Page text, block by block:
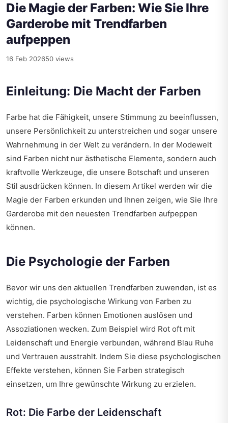
Die Magie der Farben: Wie Sie Ihre
Garderobe mit Trendfarben
aufpeppen
16 Feb 202650 views
Einleitung: Die Macht der Farben
Farbe hat die Fähigkeit, unsere Stimmung zu beeinflussen,
unsere Persönlichkeit zu unterstreichen und sogar unsere
Wahrnehmung in der Welt zu verändern. In der Modewelt
sind Farben nicht nur ästhetische Elemente, sondern auch
kraftvolle Werkzeuge, die unsere Botschaft und unseren
Stil ausdrücken können. In diesem Artikel werden wir die
Magie der Farben erkunden und Ihnen zeigen, wie Sie Ihre
Garderobe mit den neuesten Trendfarben aufpeppen
können.
Die Psychologie der Farben
Bevor wir uns den aktuellen Trendfarben zuwenden, ist es
wichtig, die psychologische Wirkung von Farben zu
verstehen. Farben können Emotionen auslösen und
Assoziationen wecken. Zum Beispiel wird Rot oft mit
Leidenschaft und Energie verbunden, während Blau Ruhe
und Vertrauen ausstrahlt. Indem Sie diese psychologischen
Effekte verstehen, können Sie Farben strategisch
einsetzen, um Ihre gewünschte Wirkung zu erzielen.
Rot: Die Farbe der Leidenschaft